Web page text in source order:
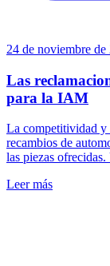
24 de noviembre de
Las
para la IAM
La competitividad y
recambios de
las piezas
Leer más